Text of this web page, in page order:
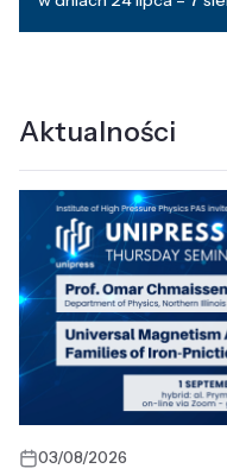
Aktualności
03/08/2026